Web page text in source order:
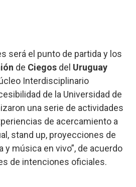
será el punto de partida y los
de Ciegos del Uruguay
Interdisciplinario
de la Universidad de
una serie de actividades
de acercamiento a
stand up, proyecciones de
y música en vivo”, de acuerdo
de intenciones oficiales.